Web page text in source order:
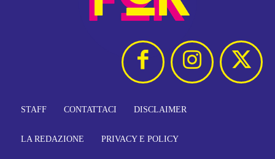
STAFF CONTATTACI DISCLAIMER
LA REDAZIONE PRIVACY E POLICY